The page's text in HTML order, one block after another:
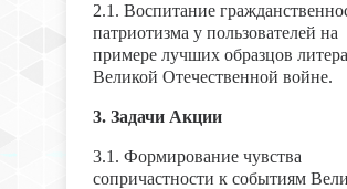
2.1. Воспитание
патриотизма у пользователей на
примере лучших образцов
Великой Отечественной войне.
3. Задачи Акции
3.1. Формирование чувства
сопричастности к событиям